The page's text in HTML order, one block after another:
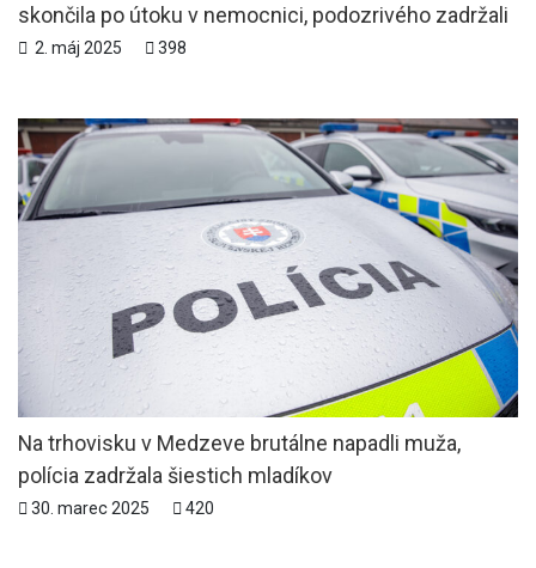
skončila po útoku v nemocnici, podozrivého zadržali
2. máj 2025 398
Na trhovisku v Medzeve brutálne napadli muža,
polícia zadržala šiestich mladíkov
30. marec 2025 420